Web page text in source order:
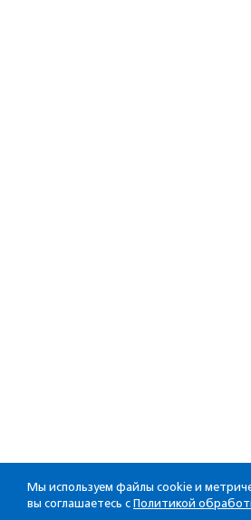
Мы используем файлы cookie и
вы соглашаетесь с Политикой